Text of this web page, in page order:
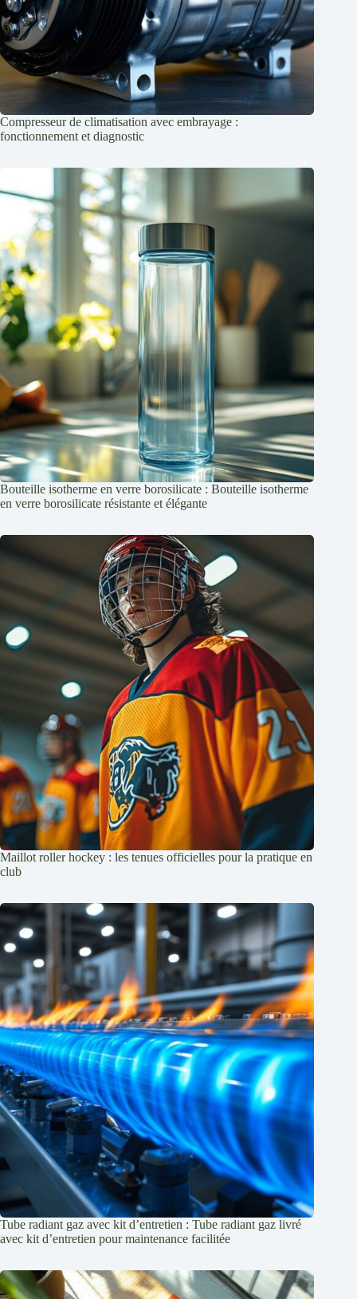
Compresseur de climatisation avec embrayage :
fonctionnement et diagnostic
Bouteille isotherme en verre borosilicate : Bouteille isotherme
en verre borosilicate résistante et élégante
Maillot roller hockey : les tenues officielles pour la pratique en
club
Tube radiant gaz avec kit d’entretien : Tube radiant gaz livré
avec kit d’entretien pour maintenance facilitée